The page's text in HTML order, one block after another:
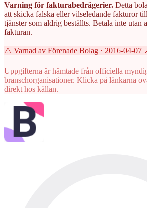
Varning för fakturabedrägerier. Detta
att skicka falska eller vilseledande fakturor
tjänster som aldrig beställts. Betala inte utan
fakturan.
⚠️ Varnad av Förenade Bolag · 2016-04-07
Uppgifterna är hämtade från officiella
branschorganisationer. Klicka på länkarna
direkt hos källan.